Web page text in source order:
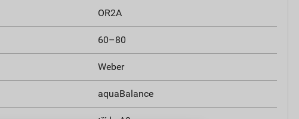
OR2A
60–80
Weber
aquaBalance